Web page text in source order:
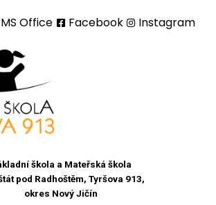
MS Office Facebook Instagram
škola a Mateřská škola
pod Radhoštěm, Tyršova 913,
okres Nový Jičín